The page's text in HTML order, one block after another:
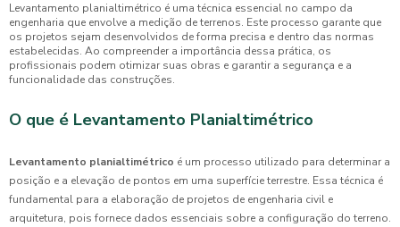
Levantamento planialtimétrico é uma técnica essencial no campo da
engenharia que envolve a medição de terrenos. Este processo garante que
os projetos sejam desenvolvidos de forma precisa e dentro das normas
estabelecidas. Ao compreender a importância dessa prática, os
profissionais podem otimizar suas obras e garantir a segurança e a
funcionalidade das construções.
O que é Levantamento Planialtimétrico
Levantamento planialtimétrico é um processo utilizado para determinar a
posição e a elevação de pontos em uma superfície terrestre. Essa técnica é
fundamental para a elaboração de projetos de engenharia civil e
arquitetura, pois fornece dados essenciais sobre a configuração do terreno.